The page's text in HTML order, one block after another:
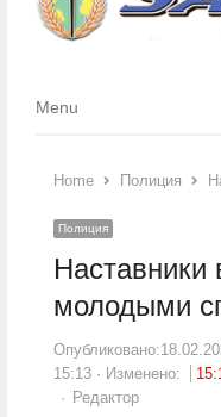
Menu
Menu
Home Полиция
Полиция
Наставники
молодыми
Опубликовано:
15:13
Изменено:
Author
Редактор